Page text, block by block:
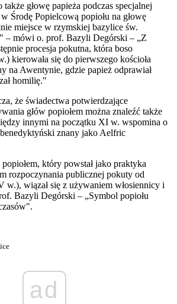
głowę papieża podczas specjalnej
Środę Popielcową popiołu na głowę
miejsce w rzymskiej bazylice św.
­– mówi o. prof. Bazyli Degórski – „Z
procesja pokutna, która boso
kierowała się do pierwszego kościoła
na Awentynie, gdzie papież odprawiał
homilię."
że świadectwa potwierdzające
głów popiołem można znaleźć także
innymi na początku XI w. wspomina o
znany jako Aelfric
który powstał jako praktyka
rozpoczynania publicznej pokuty od
w.), wiązał się z używaniem włosiennicy i
Bazyli Degórski – „Symbol popiołu
ad